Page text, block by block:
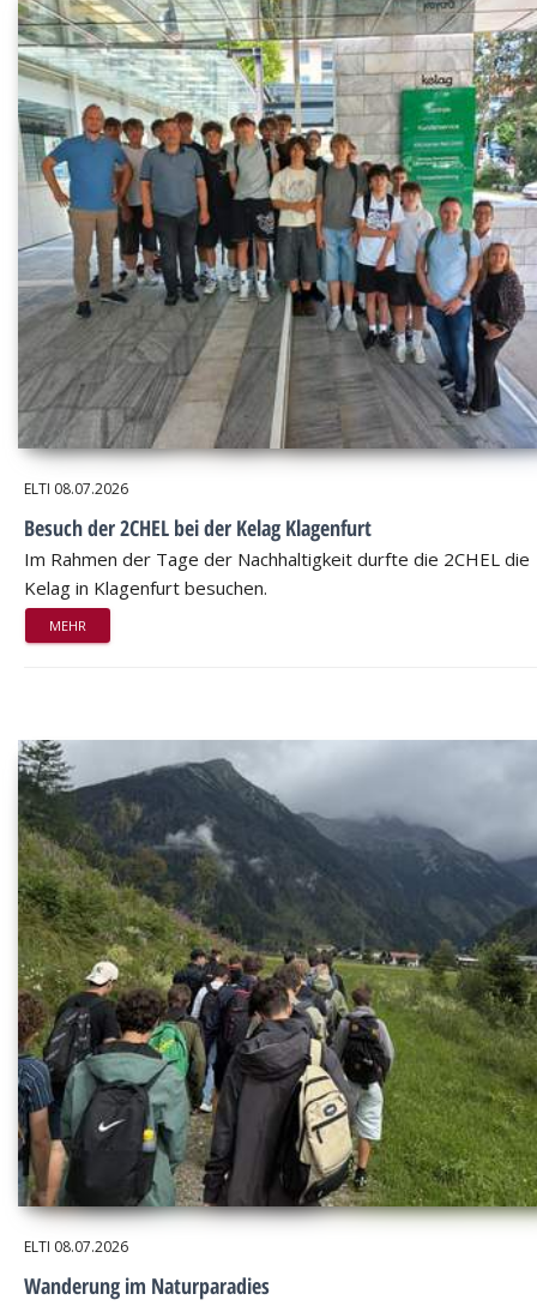
ELTI 08.07.2026
Besuch der 2CHEL bei der Kelag Klagenfurt
Im Rahmen der Tage der Nachhaltigkeit durfte die 2CHEL die
Kelag in Klagenfurt besuchen.
MEHR
ELTI 08.07.2026
Wanderung im Naturparadies